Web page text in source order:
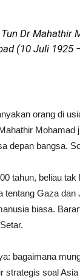
Tun Dr
(10 Juli 1925
orang di
depan bangsa.
tahun, beliau
tentang Gaza
biasa.
bagaimana
strategis soal